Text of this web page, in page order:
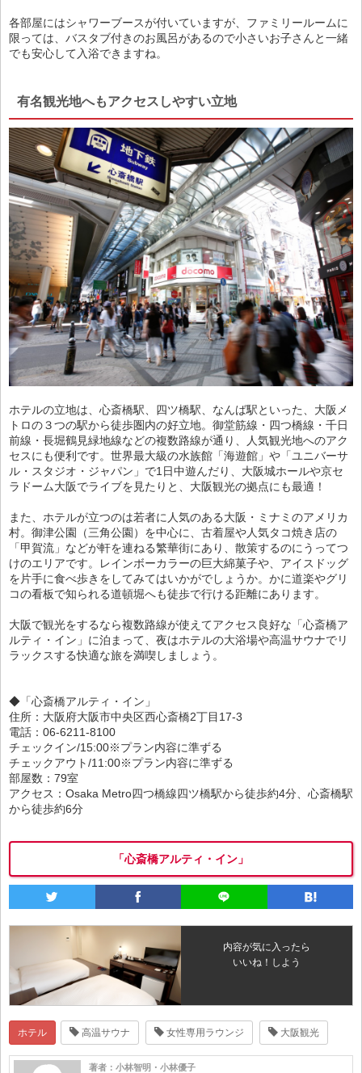
各部屋にはシャワーブースが付いていますが、ファミリールームに
限っては、バスタブ付きのお風呂があるので小さいお子さんと一緒
でも安心して入浴できますね。
有名観光地へもアクセスしやすい立地
ホテルの立地は、心斎橋駅、四ツ橋駅、なんば駅といった、大阪メ
トロの３つの駅から徒歩圏内の好立地。御堂筋線・四つ橋線・千日
前線・長堀鶴見緑地線などの複数路線が通り、人気観光地へのアク
セスにも便利です。世界最大級の水族館「海遊館」や「ユニバーサ
ル・スタジオ・ジャパン」で1日中遊んだり、大阪城ホールや京セ
ラドーム大阪でライブを見たりと、大阪観光の拠点にも最適！
また、ホテルが立つのは若者に人気のある大阪・ミナミのアメリカ
村。御津公園（三角公園）を中心に、古着屋や人気タコ焼き店の
「甲賀流」などが軒を連ねる繁華街にあり、散策するのにうってつ
けのエリアです。レインボーカラーの巨大綿菓子や、アイスドッグ
を片手に食べ歩きをしてみてはいかがでしょうか。かに道楽やグリ
コの看板で知られる道頓堀へも徒歩で行ける距離にあります。
大阪で観光をするなら複数路線が使えてアクセス良好な「心斎橋ア
ルティ・イン」に泊まって、夜はホテルの大浴場や高温サウナでリ
ラックスする快適な旅を満喫しましょう。
◆「心斎橋アルティ・イン」
住所：大阪府大阪市中央区西心斎橋2丁目17-3
電話：06-6211-8100
チェックイン/15:00※プラン内容に準ずる
チェックアウト/11:00※プラン内容に準ずる
部屋数：79室
アクセス：Osaka Metro四つ橋線四ツ橋駅から徒歩約4分、心斎橋駅
から徒歩約6分
「心斎橋アルティ・イン」
内容が気に入ったら
いいね！しよう
ホテル 高温サウナ 女性専用ラウンジ 大阪観光
著者：小林智明・小林優子